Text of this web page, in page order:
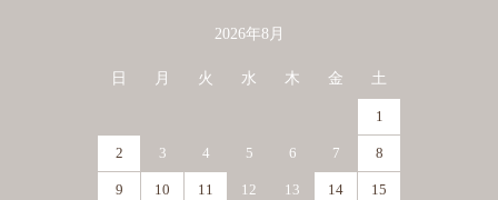
2026年8月
日 月 火 水 木 金 土
1
2 3 4 5 6 7 8
9 10 11 12 13 14 15